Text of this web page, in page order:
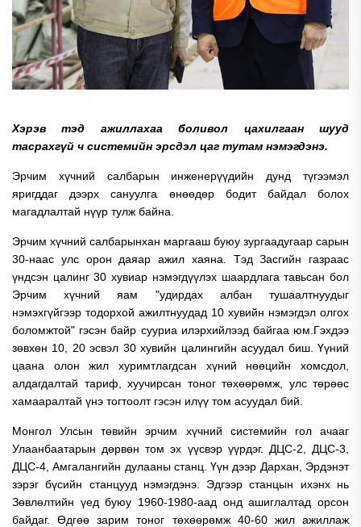
Хэрэв тэд ажиллахаа боливол цахилгаан шууд
тасрахгүй ч системийн эрсдэл цаг тутам нэмэгдэнэ.
Эрчим хүчний салбарын инженерүүдийн дунд түгээмэл
яригддаг дээрх сануулга өнөөдөр бодит байдал болох
магадлалтай нүүр тулж байна.
Эрчим хүчний салбарынхан маргааш буюу зургаадугаар сарын
30-наас улс орон даяар ажил хаяна. Тэд Засгийн газраас
үндсэн цалинг 30 хувиар нэмэгдүүлэх шаардлага тавьсан бол
Эрчим хүчний яам "удирдах албан тушаалтнуудыг
нэмэхгүйгээр тодорхой ажилтнуудад 10 хувийн нэмэгдэл олгох
боломжтой" гэсэн байр сууриа илэрхийлээд байгаа юм.Гэхдээ
зөвхөн 10, 20 эсвэл 30 хувийн цалингийн асуудал биш. Үүний
цаана олон жил хуримтлагдсан хүний нөөцийн хомсдол,
алдагдалтай тариф, хуучирсан тоног төхөөрөмж, улс төрөөс
хамааралтай үнэ тогтоолт гэсэн илүү том асуудал бий.
Монгол Улсын төвийн эрчим хүчний системийн гол ачааг
Улаанбаатарын дөрвөн том эх үүсвэр үүрдэг. ДЦС-2, ДЦС-3,
ДЦС-4, Амгалангийн дулааны станц. Үүн дээр Дархан, Эрдэнэт
зэрэг бүсийн станцууд нэмэгдэнэ. Эдгээр станцын ихэнх нь
Зөвлөлтийн үед буюу 1960-1980-аад онд ашиглалтад орсон
байдаг. Өдгөө зарим тоног төхөөрөмж 40-60 жил ажиллаж